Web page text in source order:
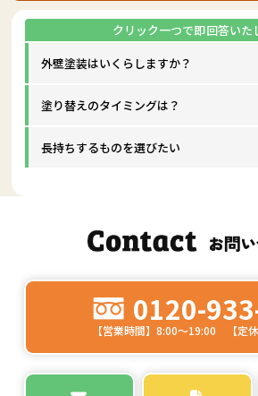
外壁塗装はいくらしますか？
塗り替えのタイミングは？
長持ちするものを選びたい
0120-
【営業時間】8:00～19:00 【定